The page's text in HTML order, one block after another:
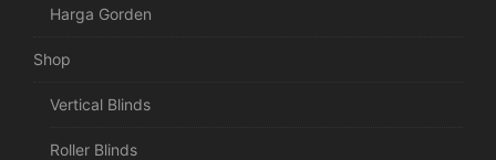
Harga Gorden
Shop
Vertical Blinds
Roller Blinds